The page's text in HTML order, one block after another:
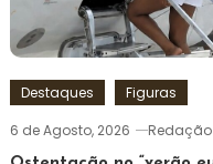
Destaques
Figuras
6 de Agosto, 2026
Redação